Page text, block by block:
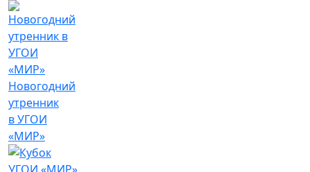
Новогодний
утренник
в УГОИ
«МИР»